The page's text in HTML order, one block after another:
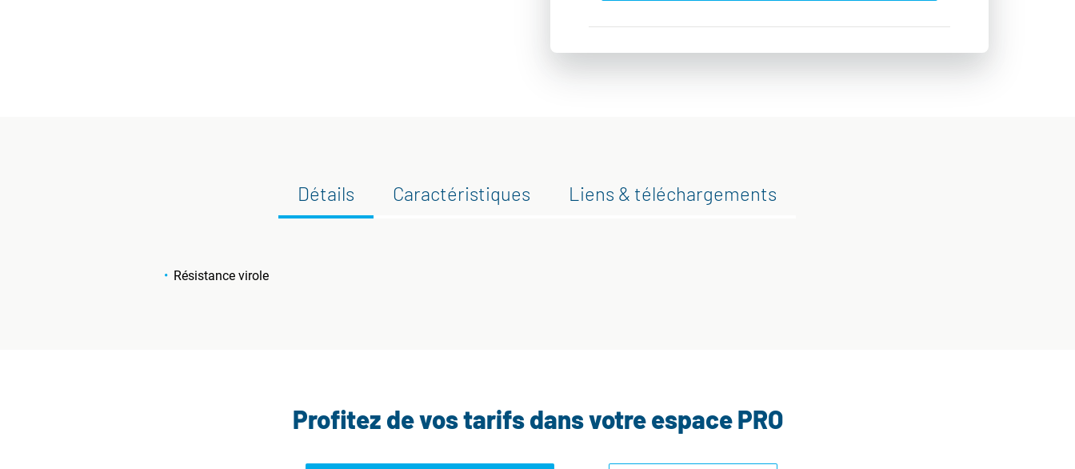
Détails Caractéristiques Liens & téléchargements
Résistance virole
Profitez de vos tarifs dans votre espace PRO